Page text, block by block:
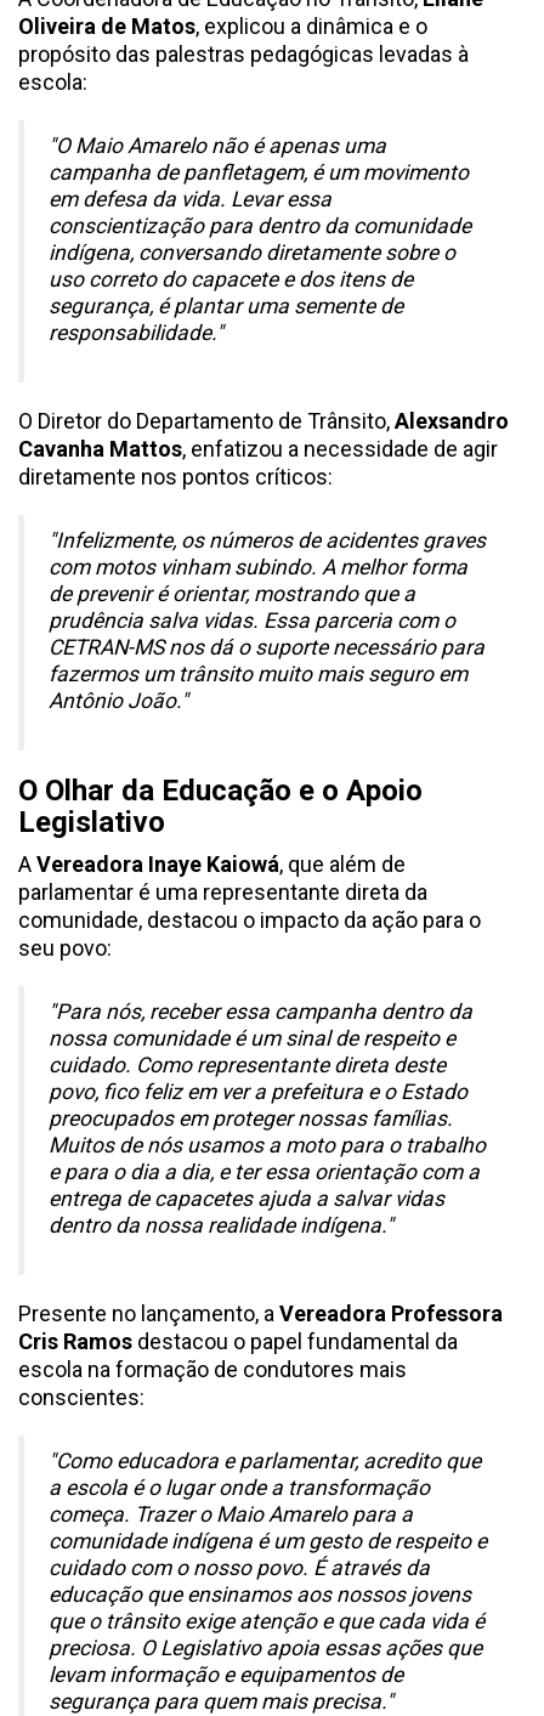
Oliveira de Matos, explicou a dinâmica e o
propósito das palestras pedagógicas levadas à
escola:
"O Maio Amarelo não é apenas uma
campanha de panfletagem, é um movimento
em defesa da vida. Levar essa
conscientização para dentro da comunidade
indígena, conversando diretamente sobre o
uso correto do capacete e dos itens de
segurança, é plantar uma semente de
responsabilidade."
O Diretor do Departamento de Trânsito,Alexsandro
Cavanha Mattos, enfatizou a necessidade de agir
diretamente nos pontos críticos:
"Infelizmente, os números de acidentes graves
com motos vinham subindo. A melhor forma
de prevenir é orientar, mostrando que a
prudência salva vidas. Essa parceria com o
CETRAN-MS nos dá o suporte necessário para
fazermos um trânsito muito mais seguro em
Antônio João."
O Olhar da Educação e o Apoio
Legislativo
AVereadora Inaye Kaiowá, que além de
parlamentar é uma representante direta da
comunidade, destacou o impacto da ação para o
seu povo:
"Para nós, receber essa campanha dentro da
nossa comunidade é um sinal de respeito e
cuidado. Como representante direta deste
povo, fico feliz em ver a prefeitura e o Estado
preocupados em proteger nossas famílias.
Muitos de nós usamos a moto para o trabalho
e para o dia a dia, e ter essa orientação com a
entrega de capacetes ajuda a salvar vidas
dentro da nossa realidade indígena."
Presente no lançamento, aVereadora Professora
Cris Ramos destacou o papel fundamental da
escola na formação de condutores mais
conscientes:
"Como educadora e parlamentar, acredito que
a escola é o lugar onde a transformação
começa. Trazer o Maio Amarelo para a
comunidade indígena é um gesto de respeito e
cuidado com o nosso povo. É através da
educação que ensinamos aos nossos jovens
que o trânsito exige atenção e que cada vida é
preciosa. O Legislativo apoia essas ações que
levam informação e equipamentos de
segurança para quem mais precisa."